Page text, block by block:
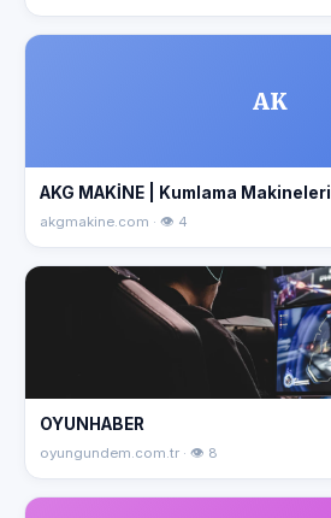
AK
AKG MAKİNE | Kumlama Makineleri
akgmakine.com · 👁 4
OYUNHABER
oyungundem.com.tr · 👁 8